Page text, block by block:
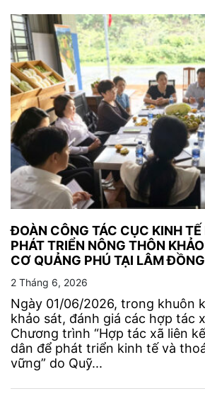
ĐOÀN CÔNG TÁC CỤC KINH TẾ
PHÁT TRIỂN NÔNG THÔN
CƠ QUẢNG PHÚ TẠI LÂM ĐỒNG
2 Tháng 6, 2026
Ngày 01/06/2026, trong khuôn
khảo sát, đánh giá các hợp tác
Chương trình “Hợp tác xã liên
dân để phát triển kinh tế và
vững” do Quỹ...